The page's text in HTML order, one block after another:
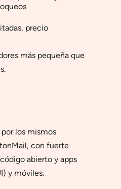
precio
más pequeña que
los mismos
con fuerte
abierto y apps
y móviles.